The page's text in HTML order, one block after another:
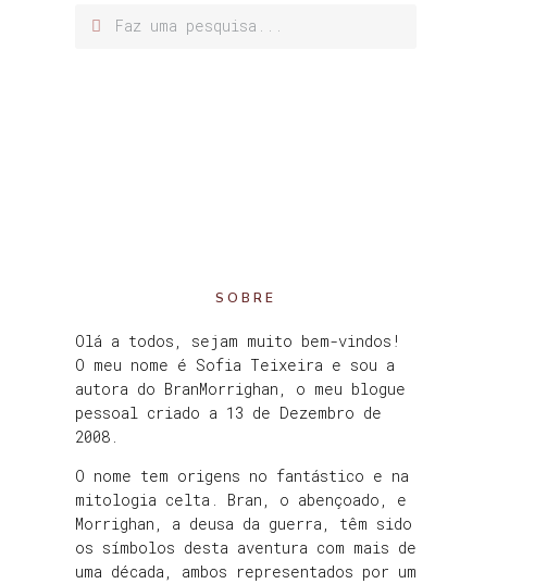
SOBRE
Olá a todos, sejam muito bem-vindos!
O meu nome é Sofia Teixeira e sou a
autora do BranMorrighan, o meu blogue
pessoal criado a 13 de Dezembro de
2008.
O nome tem origens no fantástico e na
mitologia celta. Bran, o abençoado, e
Morrighan, a deusa da guerra, têm sido
os símbolos desta aventura com mais de
uma década, ambos representados por um